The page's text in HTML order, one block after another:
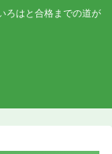
ろはと合格までの道が